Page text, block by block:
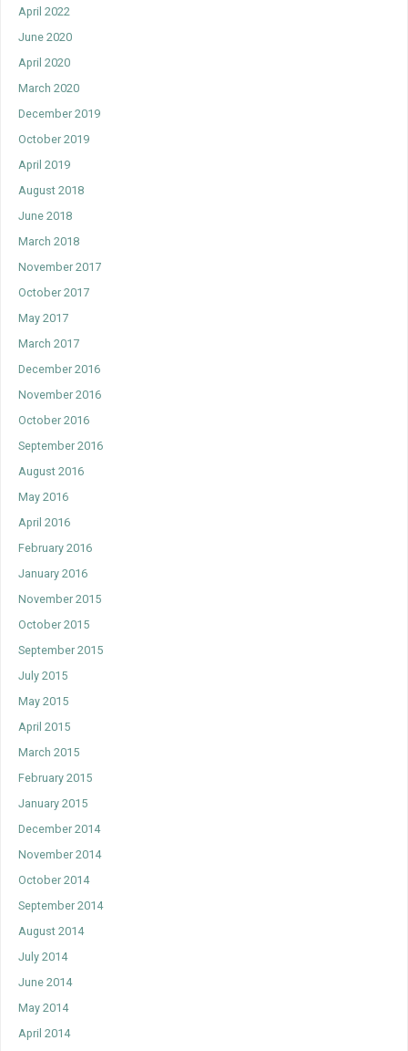
April 2022
June 2020
April 2020
March 2020
December 2019
October 2019
April 2019
August 2018
June 2018
March 2018
November 2017
October 2017
May 2017
March 2017
December 2016
November 2016
October 2016
September 2016
August 2016
May 2016
April 2016
February 2016
January 2016
November 2015
October 2015
September 2015
July 2015
May 2015
April 2015
March 2015
February 2015
January 2015
December 2014
November 2014
October 2014
September 2014
August 2014
July 2014
June 2014
May 2014
April 2014